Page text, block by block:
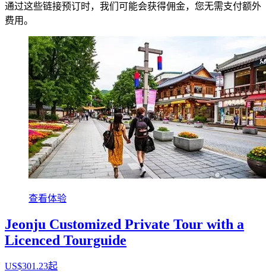
通过这些链接预订时，我们可能会获得佣金，您无需支付额外
费用。
查看体验
Jeonju Customized Private Tour with a
Licenced Tourguide
US$301.23起